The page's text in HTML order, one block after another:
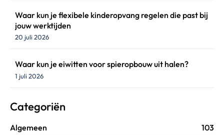
Waar kun je flexibele kinderopvang regelen die past bij
jouw werktijden
20 juli 2026
Waar kun je eiwitten voor spieropbouw uit halen?
1 juli 2026
Categoriën
Algemeen 103